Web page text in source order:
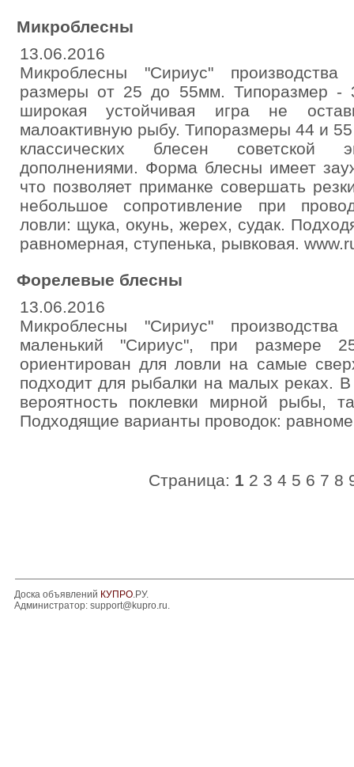
Микроблесны
13.06.2016
Микроблесны "Сириус"
размеры от 25 до 55мм. Типоразмер
широкая устойчивая игра не
малоактивную рыбу. Типоразмеры 44 и
классических блесен
дополнениями. Форма блесны имеет
что позволяет приманке совершать
небольшое сопротивление при
ловли: щука, окунь, жерех, судак.
равномерная, ступенька, рывковая.
Форелевые блесны
13.06.2016
Микроблесны "Сириус"
маленький "Сириус", при
ориентирован для ловли на самые
подходит для рыбалки на малых реках.
вероятность поклевки мирной рыбы,
Подходящие варианты проводок:
Страница: 1 2 3 4 5 6 7 8
Доска объявлений КУПРО.РУ.
Администратор: support@kupro.ru.